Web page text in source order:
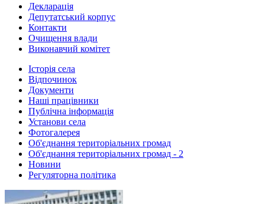
Декларація
Депутатський корпус
Контакти
Очищення влади
Виконавчий комітет
Історія села
Відпочинок
Документи
Наші працівники
Публічна інформація
Установи села
Фотогалерея
Об'єднання територіальних громад
Об'єднання територіальних громад - 2
Новини
Регуляторна політика